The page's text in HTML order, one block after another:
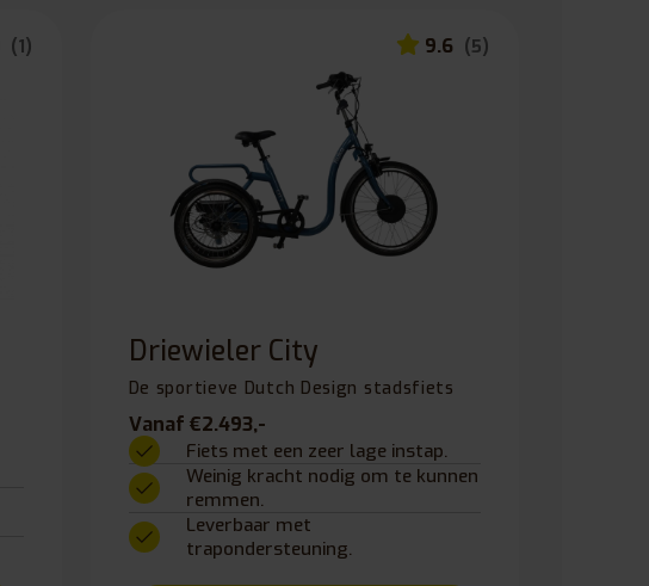
(1) 9.6 (5)
Driewieler City
De sportieve Dutch Design stadsfiets
Vanaf €2.493,-
Fiets met een zeer lage instap.
Weinig kracht nodig om te kunnen
remmen.
Leverbaar met
trapondersteuning.